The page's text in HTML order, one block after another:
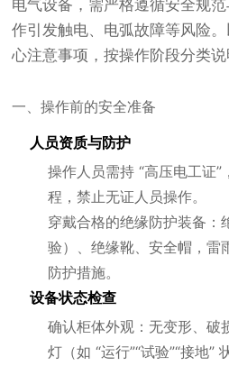
电气设备，需严格遵循安全规
作引发触电、电弧故障等风险
心注意事项，按操作阶段分类说
一、操作前的安全准备
人员资质与防护
操作人员需持 “高压电工证
程，禁止无证人员操作。
穿戴合格的绝缘防护装备：
验）、绝缘靴、安全帽，雷
防护措施。
设备状态检查
确认柜体外观：无变形、破
灯（如 “运行”“试验”“接地”